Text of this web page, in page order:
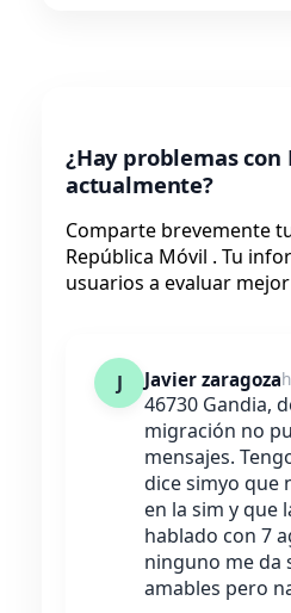
¿Hay problemas
actualmente?
Comparte brevemente
República Móvil . Tu
usuarios a evaluar
J Javier zaragoza
46730 Gandia,
migración no
mensajes.
dice simyo que
en la sim y que
hablado con 7
ninguno me da
amables pero